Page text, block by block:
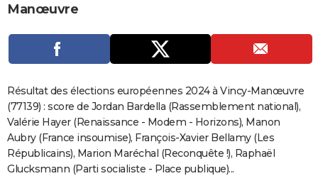
Carte de Noël
Carte Bonne année
Carte Saint-Valentin
Carte Pâques
Carte d'anniversaire
Dictionnaire
Biographies
Expressions
Proverbes
PROGRAMME TV
S'inscrire
Se connecter
Lycées
Collèges
Primaires
Universités
Entreprises
Service militaire
Avis de recherche
AVIS DE DÉCÈS
FORUM
Bricolage
Lifestyle
Culture
SportAuto
Television
Voyage
Cinema
Manœuvre
Résultat des élections européennes 2024 à Vincy-Manœuvre
(77139) : score de Jordan Bardella (Rassemblement national),
Valérie Hayer (Renaissance - Modem - Horizons), Manon
Aubry (France insoumise), François-Xavier Bellamy (Les
Républicains), Marion Maréchal (Reconquête !), Raphaël
Glucksmann (Parti socialiste - Place publique)...